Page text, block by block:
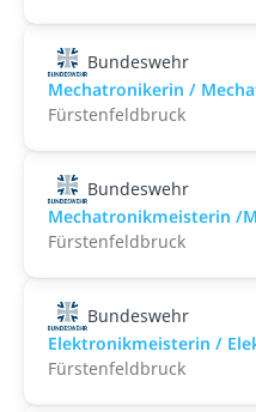
Bundeswehr
Mechatronikerin /
Fürstenfeldbruck
Bundeswehr
Mechatronikmeisterin /
Fürstenfeldbruck
Bundeswehr
Elektronikmeisterin /
Fürstenfeldbruck